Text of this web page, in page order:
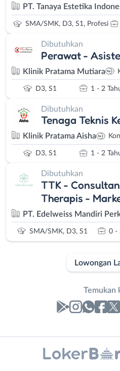
PT. Tanaya Estetika
SMA/SMK, D3, S1, Profesi
Dibutuhkan
Perawat -
Klinik Pratama Mutiara
D3, S1 1 - 2
Dibutuhkan
Tenaga Teknis
Klinik Pratama Aisha
D3, S1 1 - 2
Dibutuhkan
TTK -
Therapis -
PT. Edelweiss Mandiri
SMA/SMK, D3, S1 0 -
Lowongan
Temukan
Lowongan